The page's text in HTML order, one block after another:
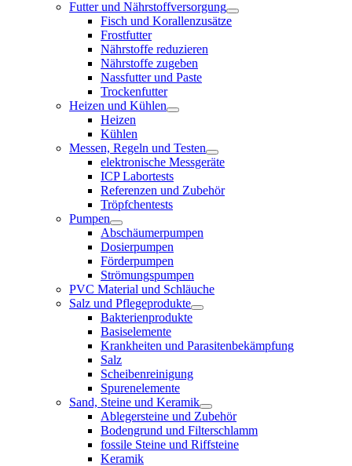
Futter und Nährstoffversorgung
Fisch und Korallenzusätze
Frostfutter
Nährstoffe reduzieren
Nährstoffe zugeben
Nassfutter und Paste
Trockenfutter
Heizen und Kühlen
Heizen
Kühlen
Messen, Regeln und Testen
elektronische Messgeräte
ICP Labortests
Referenzen und Zubehör
Tröpfchentests
Pumpen
Abschäumerpumpen
Dosierpumpen
Förderpumpen
Strömungspumpen
PVC Material und Schläuche
Salz und Pflegeprodukte
Bakterienprodukte
Basiselemente
Krankheiten und Parasitenbekämpfung
Salz
Scheibenreinigung
Spurenelemente
Sand, Steine und Keramik
Ablegersteine und Zubehör
Bodengrund und Filterschlamm
fossile Steine und Riffsteine
Keramik